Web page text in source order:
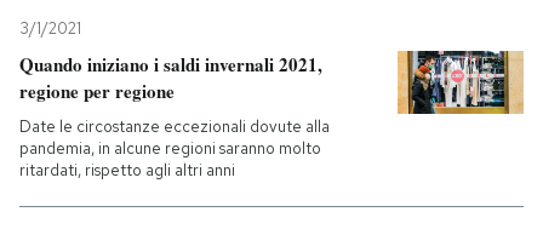
3/1/2021
Quando iniziano i saldi invernali 2021,
regione per regione
Date le circostanze eccezionali dovute alla
pandemia, in alcune regioni saranno molto
ritardati, rispetto agli altri anni